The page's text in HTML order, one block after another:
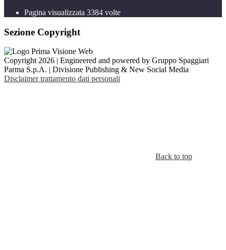
Pagina visualizzata 3384 volte
Sezione Copyright
Copyright 2026 | Engineered and powered by Gruppo Spaggiari
Parma S.p.A. | Divisione Publishing & New Social Media
Disclaimer trattamento dati personali
Back to top